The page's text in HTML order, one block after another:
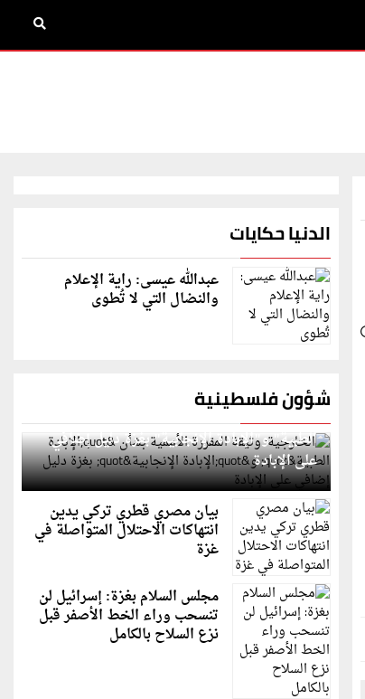
الدنيا حكايات
عبدالله عيسى: راية الإعلام
والنضال التي لا تُطوى
شؤون فلسطينية
الخارجية: وثيقة المقررة الأممية بشأن "الإبادة
الطبية" و"الإبادة الإنجابية" بغزة دليل إضافي
على الإبادة
بيان مصري قطري تركي يدين
انتهاكات الاحتلال المتواصلة في
غزة
مجلس السلام بغزة: إسرائيل لن
تنسحب وراء الخط الأصفر قبل
نزع السلاح بالكامل